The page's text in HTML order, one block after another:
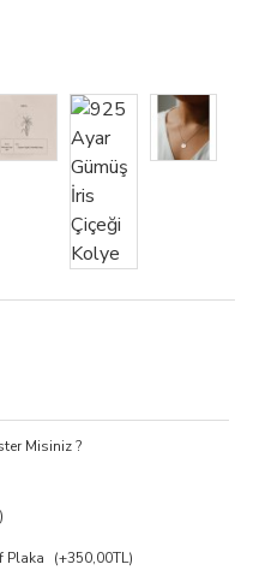
Misiniz ?
Plaka (+350,00TL)